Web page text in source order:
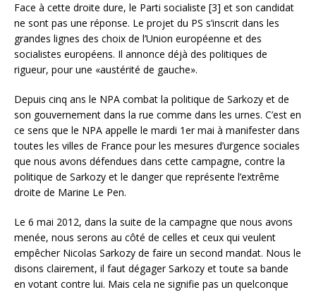
Face à cette droite dure, le Parti socialiste [3] et son candidat
ne sont pas une réponse. Le projet du PS s’inscrit dans les
grandes lignes des choix de l’Union européenne et des
socialistes européens. Il annonce déjà des politiques de
rigueur, pour une «austérité de gauche».
Depuis cinq ans le NPA combat la politique de Sarkozy et de
son gouvernement dans la rue comme dans les urnes. C’est en
ce sens que le NPA appelle le mardi 1er mai à manifester dans
toutes les villes de France pour les mesures d’urgence sociales
que nous avons défendues dans cette campagne, contre la
politique de Sarkozy et le danger que représente l’extrême
droite de Marine Le Pen.
Le 6 mai 2012, dans la suite de la campagne que nous avons
menée, nous serons au côté de celles et ceux qui veulent
empêcher Nicolas Sarkozy de faire un second mandat. Nous le
disons clairement, il faut dégager Sarkozy et toute sa bande
en votant contre lui. Mais cela ne signifie pas un quelconque